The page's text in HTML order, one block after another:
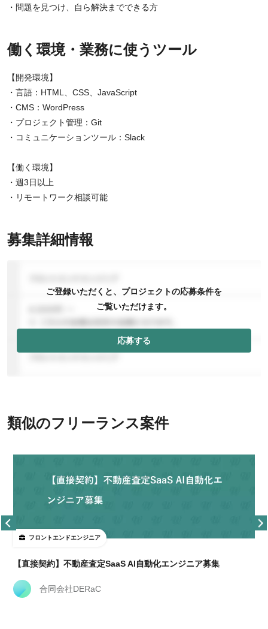
・問題を見つけ、自ら解決までできる方
働く環境・業務に使うツール
【開発環境】
・言語：HTML、CSS、JavaScript
・CMS：WordPress
・プロジェクト管理：Git
・コミュニケーションツール：Slack
【働く環境】
・週3日以上
・リモートワーク相談可能
募集詳細情報
ご登録いただくと、プロジェクトの応募条件を
ご覧いただけます。
応募する
類似のフリーランス案件
フロントエンドエンジニア
【直接契約】不動産査定SaaS AI自動化エンジニア募集
合同会社DERaC